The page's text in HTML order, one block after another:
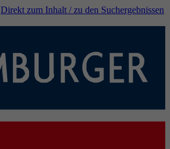
Direkt zum Inhalt / zu den Suchergebnissen